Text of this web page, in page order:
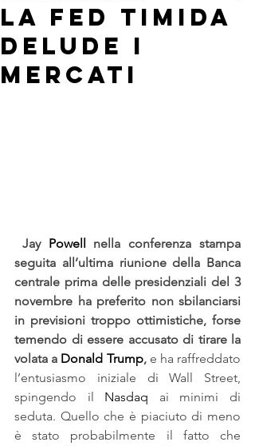
La Fed timida
delude i
mercati
Jay Powell nella conferenza stampa
seguita all’ultima riunione della Banca
centrale prima delle presidenziali del 3
novembre ha preferito non sbilanciarsi
in previsioni troppo ottimistiche, forse
temendo di essere accusato di tirare la
volata a Donald Trump, e ha raffreddato
l’entusiasmo iniziale di Wall Street,
spingendo il Nasdaq ai minimi di
seduta. Quello che è piaciuto di meno
è stato probabilmente il fatto che